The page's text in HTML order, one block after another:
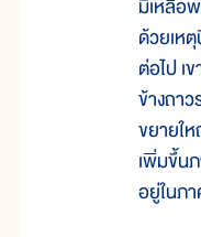
มีเหลือ
ด้วยเห
ต่อไป เ
ข้างถา
ขยายใ
เพิ่มขึ้น
อยู่ในภา